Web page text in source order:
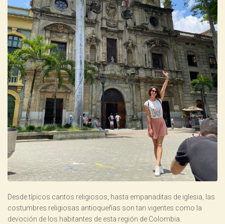
Desde típicos cantos religiosos, hasta empanaditas de iglesia, las
costumbres religiosas antioqueñas son tan vigentes como la
devoción de los habitantes de esta región de Colombia.